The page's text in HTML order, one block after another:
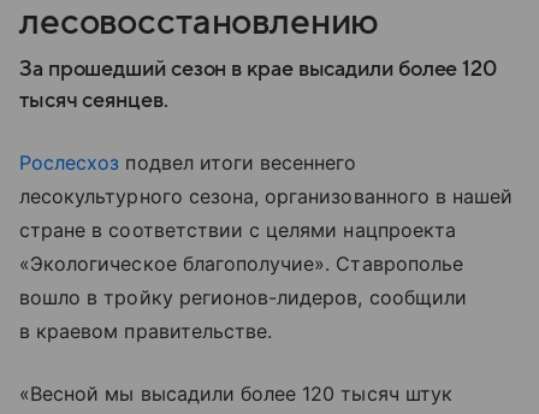
лесовосстановлению
За прошедший сезон в крае высадили более 120
тысяч сеянцев.
Рослесхоз подвел итоги весеннего
лесокультурного сезона, организованного в нашей
стране в соответствии с целями нацпроекта
«Экологическое благополучие». Ставрополье
вошло в тройку регионов-лидеров, сообщили
в краевом правительстве.
«Весной мы высадили более 120 тысяч штук